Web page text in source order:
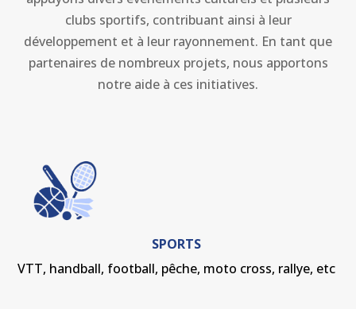
clubs sportifs, contribuant ainsi à leur
développement et à leur rayonnement. En tant que
partenaires de nombreux projets, nous apportons
notre aide à ces initiatives.
SPORTS
VTT, handball, football, pêche, moto cross, rallye, etc